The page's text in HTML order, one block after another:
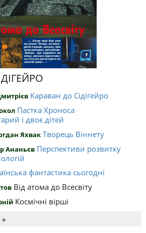
Караван до Сідігейро
Пастка Хроноса
і двоє дітей
Яхвак Творець Віннету
Ананьєв Перспективи розвитку
фантастика сьогодні
Від атома до Всесвіту
Космічні вірші